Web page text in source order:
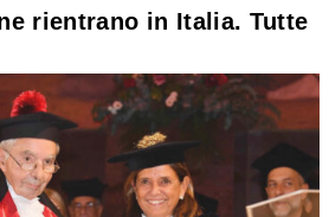
rientrano in Italia. Tutte